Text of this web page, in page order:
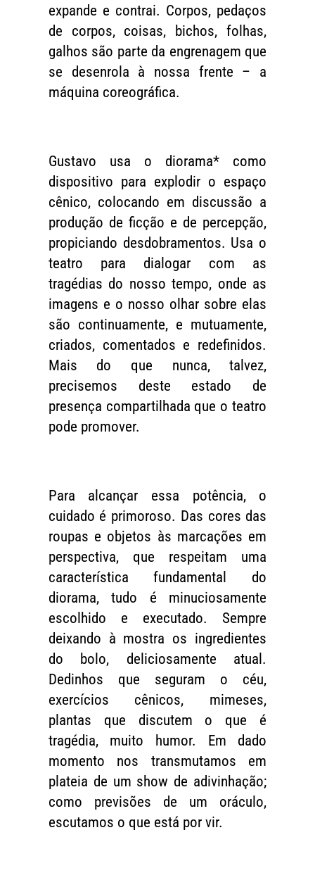
expande e contrai. Corpos, pedaços
de corpos, coisas, bichos, folhas,
galhos são parte da engrenagem que
se desenrola à nossa frente – a
máquina coreográfica.
Gustavo usa o diorama* como
dispositivo para explodir o espaço
cênico, colocando em discussão a
produção de ficção e de percepção,
propiciando desdobramentos. Usa o
teatro para dialogar com as
tragédias do nosso tempo, onde as
imagens e o nosso olhar sobre elas
são continuamente, e mutuamente,
criados, comentados e redefinidos.
Mais do que nunca, talvez,
precisemos deste estado de
presença compartilhada que o teatro
pode promover.
Para alcançar essa potência, o
cuidado é primoroso. Das cores das
roupas e objetos às marcações em
perspectiva, que respeitam uma
característica fundamental do
diorama, tudo é minuciosamente
escolhido e executado. Sempre
deixando à mostra os ingredientes
do bolo, deliciosamente atual.
Dedinhos que seguram o céu,
exercícios cênicos, mimeses,
plantas que discutem o que é
tragédia, muito humor. Em dado
momento nos transmutamos em
plateia de um show de adivinhação;
como previsões de um oráculo,
escutamos o que está por vir.